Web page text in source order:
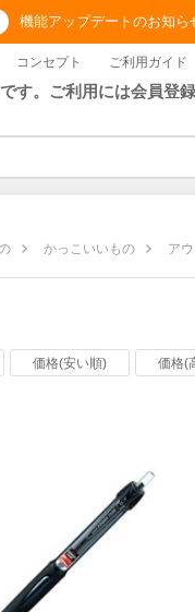
機能アップデートのお知ら
コンセプト ご利用ガイド
す。ご利用には会員登録
かっこいいもの ア
価格(安い順) 価格(